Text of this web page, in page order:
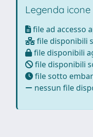
Legenda icone
file ad accesso
file disponibili
file disponibili
file disponibili
file sotto
nessun file